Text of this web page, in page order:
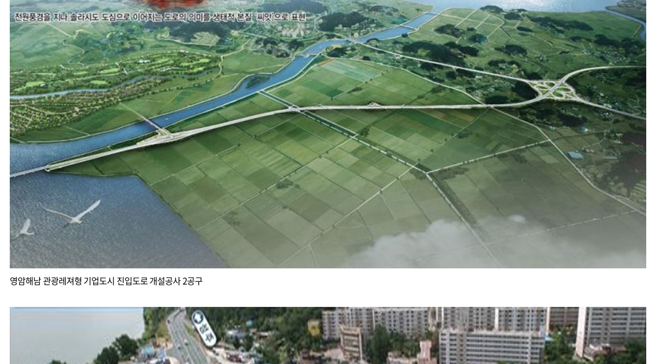
영암해남 관광레져형 기업도시 진입도로 개설공사 2공구